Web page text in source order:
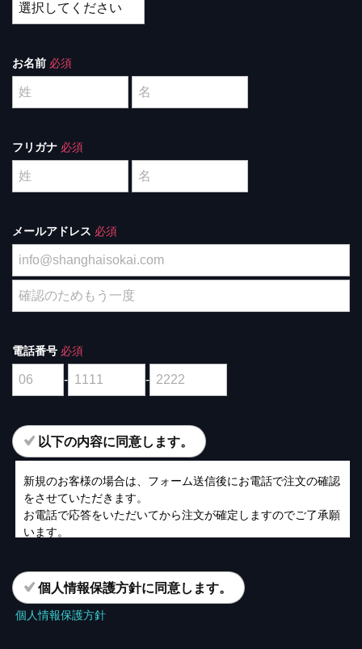
お名前 必須
フリガナ 必須
メールアドレス 必須
電話番号 必須
- -
以下の内容に同意します。
新規のお客様の場合は、フォーム送信後にお電話で注文の確認
をさせていただきます。
お電話で応答をいただいてから注文が確定しますのでご了承願
います。
個人情報保護方針に同意します。
個人情報保護方針